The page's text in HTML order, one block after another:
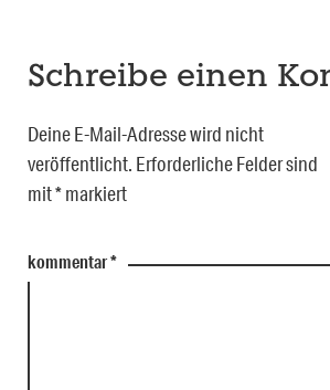
Schreibe einen
Deine E-Mail-Adresse wird nicht
veröffentlicht. Erforderliche Felder sind
mit*markiert
kommentar*